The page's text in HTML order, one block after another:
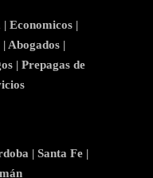
| Economicos |
| Abogados |
| Prepagas de
| Santa Fe |